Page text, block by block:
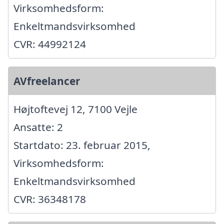
Virksomhedsform:
Enkeltmandsvirksomhed
CVR: 44992124
AVfreelancer
Højtoftevej 12, 7100 Vejle
Ansatte: 2
Startdato: 23. februar 2015,
Virksomhedsform:
Enkeltmandsvirksomhed
CVR: 36348178